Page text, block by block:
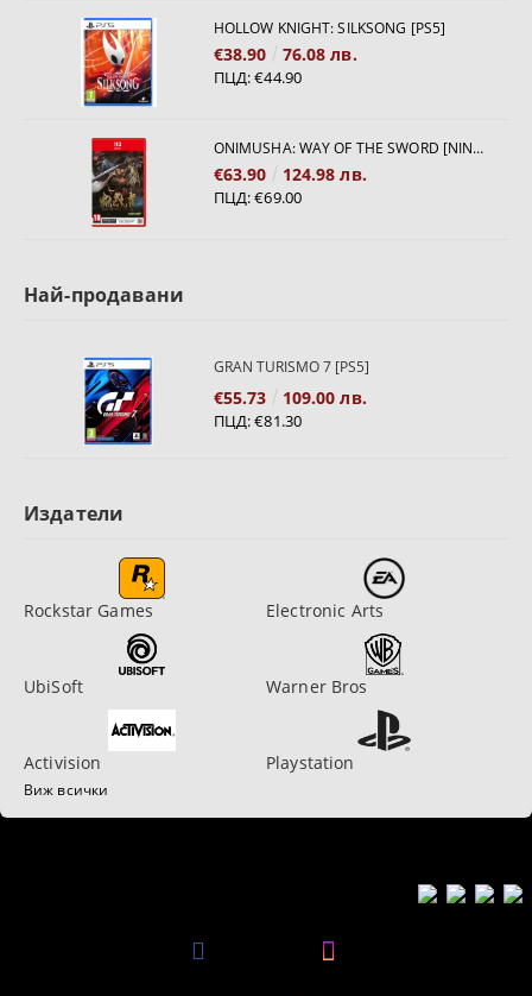
HOLLOW KNIGHT: SILKSONG [PS5]
€38.90 76.08 лв.
ПЦД:€44.90
ONIMUSHA: WAY OF THE SWORD [NINTENDO SWITCH 2]
€63.90 124.98 лв.
ПЦД:€69.00
Най-продавани
GRAN TURISMO 7 [PS5]
€55.73 109.00 лв.
ПЦД:€81.30
Издатели
Rockstar Games Electronic Arts
UbiSoft Warner Bros
Activision Playstation
Виж всички